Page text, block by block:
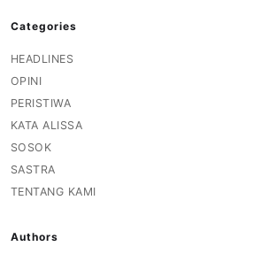
Categories
HEADLINES
OPINI
PERISTIWA
KATA ALISSA
SOSOK
SASTRA
TENTANG KAMI
Authors